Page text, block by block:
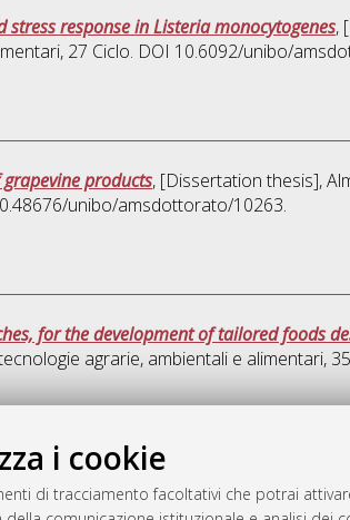
i cookie
di tracciamento facoltativi che potrai
response in Listeria monocytogenes,
, 27 Ciclo. DOI 10.6092/unibo/
products, [Dissertation thesis],
unibo/amsdottorato/10263.
for the development of tailored foods
agrarie, ambientali e alimentari,
Questa lista e' stata